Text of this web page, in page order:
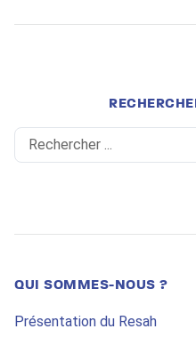
Search
...
QUI SOMMES-NOUS ?
Présentation du Resah